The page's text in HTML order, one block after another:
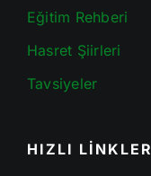
Eğitim Rehberi
Hasret Şiirleri
Tavsiyeler
HIZLI LİNKLER